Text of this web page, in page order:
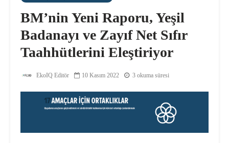
BM’nin Yeni Raporu, Yeşil
Badanayı ve Zayıf Net Sıfır
Taahhütlerini Eleştiriyor
EkoIQ Editör 10 Kasım 2022 3 okuma süresi